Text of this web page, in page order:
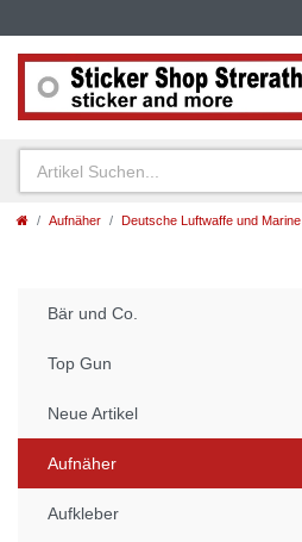
Aufnäher Deutsche Luftwaffe und Marine
Bär und Co.
Top Gun
Neue Artikel
Aufnäher
Aufkleber